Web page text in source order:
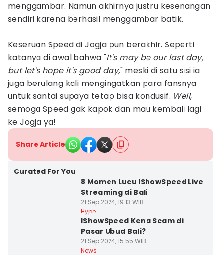
menggambar. Namun akhirnya justru kesenangan
sendiri karena berhasil menggambar batik.
Keseruan Speed di Jogja pun berakhir. Seperti
katanya di awal bahwa "It's may be our last day,
but let's hope it's good day," meski di satu sisi ia
juga berulang kali mengingatkan para fansnya
untuk santai supaya tetap bisa kondusif. Well,
semoga Speed gak kapok dan mau kembali lagi
ke Jogja ya!
Share Article
Curated For You
8 Momen Lucu IShowSpeed Live
Streaming di Bali
21 Sep 2024, 19:13 WIB
Hype
IShowSpeed Kena Scam di
Pasar Ubud Bali?
21 Sep 2024, 15:55 WIB
News